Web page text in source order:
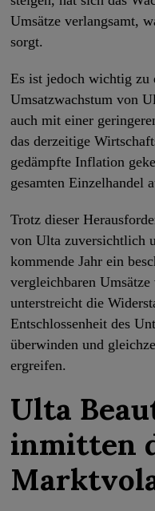
Umsätze verlangsamt,
sorgt.
Es ist jedoch wichtig zu
Umsatzwachstum von
auch mit einer
das derzeitige
gedämpfte Inflation
gesamten Einzelhandel
Trotz dieser
von Ulta zuversichtlich
kommende Jahr ein
vergleichbaren
unterstreicht die
Entschlossenheit des
überwinden und
ergreifen.
Ulta
inmitten